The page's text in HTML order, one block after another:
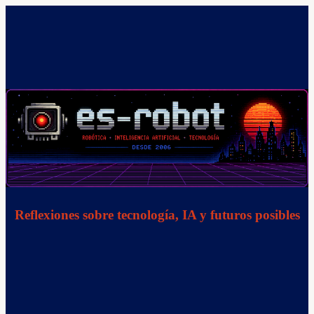
Reflexiones sobre tecnología, IA y futuros posibles